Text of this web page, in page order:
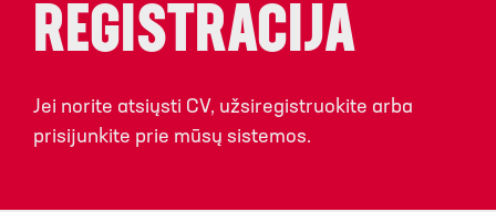
REGISTRACIJA
Jei norite atsiųsti CV, užsiregistruokite arba
prisijunkite prie mūsų sistemos.